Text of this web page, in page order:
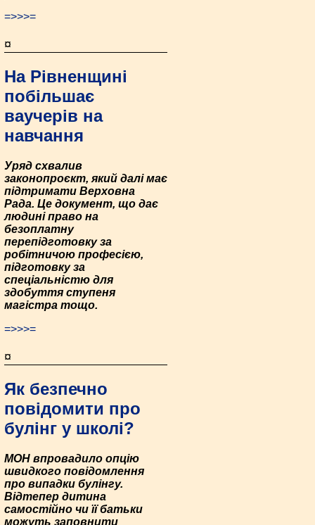
=>>>=
¤
На Рівненщині
побільшає
ваучерів на
навчання
Уряд схвалив
законопроєкт, який далі має
підтримати Верховна
Рада. Це документ, що дає
людині право на
безоплатну
перепідготовку за
робітничою професією,
підготовку за
спеціальністю для
здобуття ступеня
магістра тощо.
=>>>=
¤
Як безпечно
повідомити про
булінг у школі?
МОН впровадило опцію
швидкого повідомлення
про випадки булінгу.
Відтепер дитина
самостійно чи її батьки
можуть заповнити